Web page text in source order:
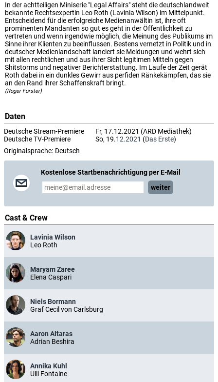
In der achtteiligen Miniserie "Legal Affairs" steht die deutschlandweit
bekannte Rechtsexpertin Leo Roth (Lavinia Wilson) im Mittelpunkt.
Entscheidend für die erfolgreiche Medienanwältin ist, ihre oft
prominenten Mandanten so gut es geht in der Öffentlichkeit zu
vertreten und wenn irgendwie möglich, die Meinung des Publikums im
Sinne ihrer Klienten zu beeinflussen. Bestens vernetzt in Politik und in
deutscher Medienlandschaft lanciert sie Meldungen und wehrt sich
mit allen rechtlichen und aus ihrer Sicht legitimen Mitteln gegen
Shitstorms und negativer Berichterstattung. Im Laufe der Zeit gerät
Roth dabei in ein dunkles Gewirr aus perfiden Ränkekämpfen, das sie
an den Rand ihrer Schaffenskraft bringt.
(Roger Förster)
Daten
Deutsche Stream-Premiere
Fr, 17.12.2021 (ARD Mediathek)
Deutsche TV-Premiere
So, 19.12.2021 (Das Erste)
Originalsprache: Deutsch
Kostenlose Startbenachrichtigung per E-Mail
weiter
Cast & Crew
Lavinia Wilson
Leo Roth
Maryam Zaree
Elena Caspari
Niels Bormann
Graf Cecil von Carlsburg
Aaron Altaras
Adrian Beshira
Annika Kuhl
Ulli Fontaine